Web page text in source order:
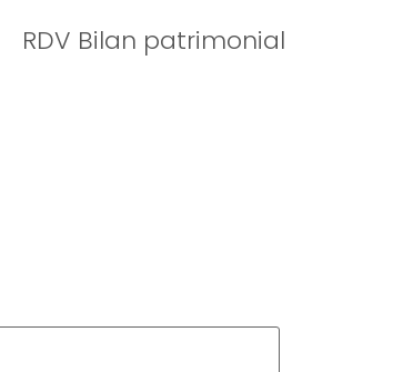
RDV Bilan patrimonial